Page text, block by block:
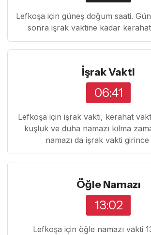
Lefkoşa için güneş doğum saati.
sonra işrak vaktine kadar
İşrak Vakti
06:41
Lefkoşa için işrak vakti, kerahat
kuşluk ve duha namazı kılma
namazı da işrak vakti girince
Öğle Namazı
13:02
Lefkoşa için öğle namazı vakti